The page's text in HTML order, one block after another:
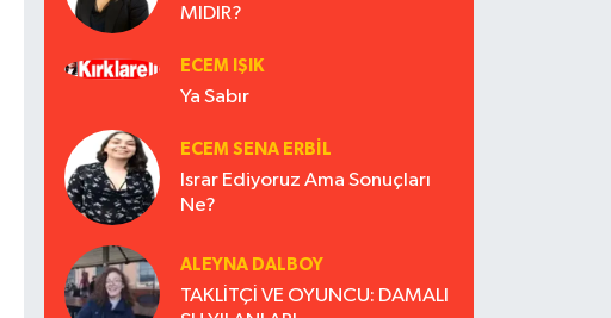
MIDIR?
ECEM IŞIK
Ya Sabır
ECEM SENA ERBIL
Israr Ediyoruz Ama Sonuçları
Ne?
ALEYNA DALBOY
TAKLİTÇİ VE OYUNCU: DAMALI